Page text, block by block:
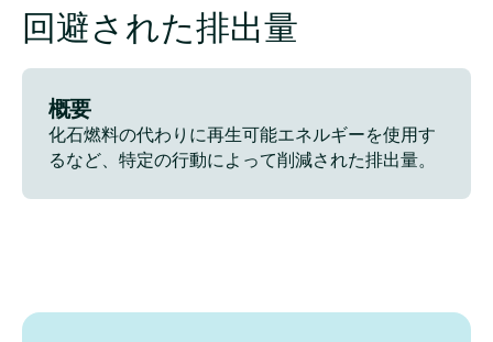
回避された排出量
概要
化石燃料の代わりに再生可能エネルギーを使用す
るなど、特定の行動によって削減された排出量。